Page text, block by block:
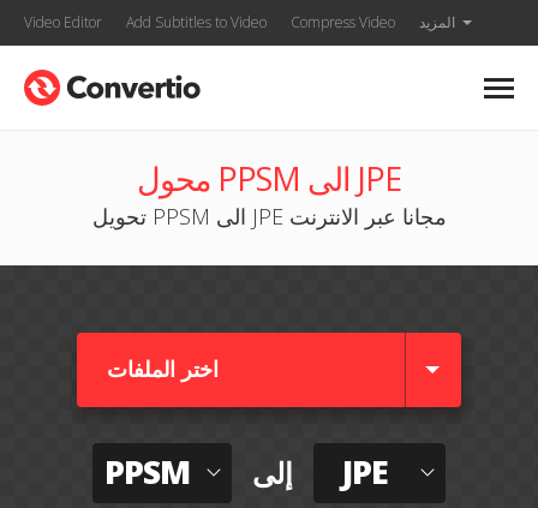
Video Editor Add Subtitles to Video Compress Video المزيد
محول PPSM الى JPE
تحويل PPSM الى JPE مجانا عبر الانترنت
اختر الملفات
PPSM إلى JPE